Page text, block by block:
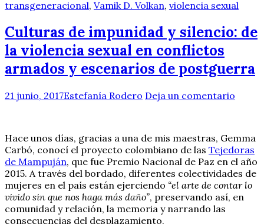
transgeneracional, Vamik D. Volkan, violencia sexual
Culturas de impunidad y silencio: de
la violencia sexual en conflictos
armados y escenarios de postguerra
21 junio, 2017Estefanía Rodero Deja un comentario
Hace unos días, gracias a una de mis maestras, Gemma
Carbó, conocí el proyecto colombiano de las Tejedoras
de Mampuján, que fue Premio Nacional de Paz en el año
2015. A través del bordado, diferentes colectividades de
mujeres en el país están ejerciendo “el arte de contar lo
vivido sin que nos haga más daño”, preservando así, en
comunidad y relación, la memoria y narrando las
consecuencias del desplazamiento.